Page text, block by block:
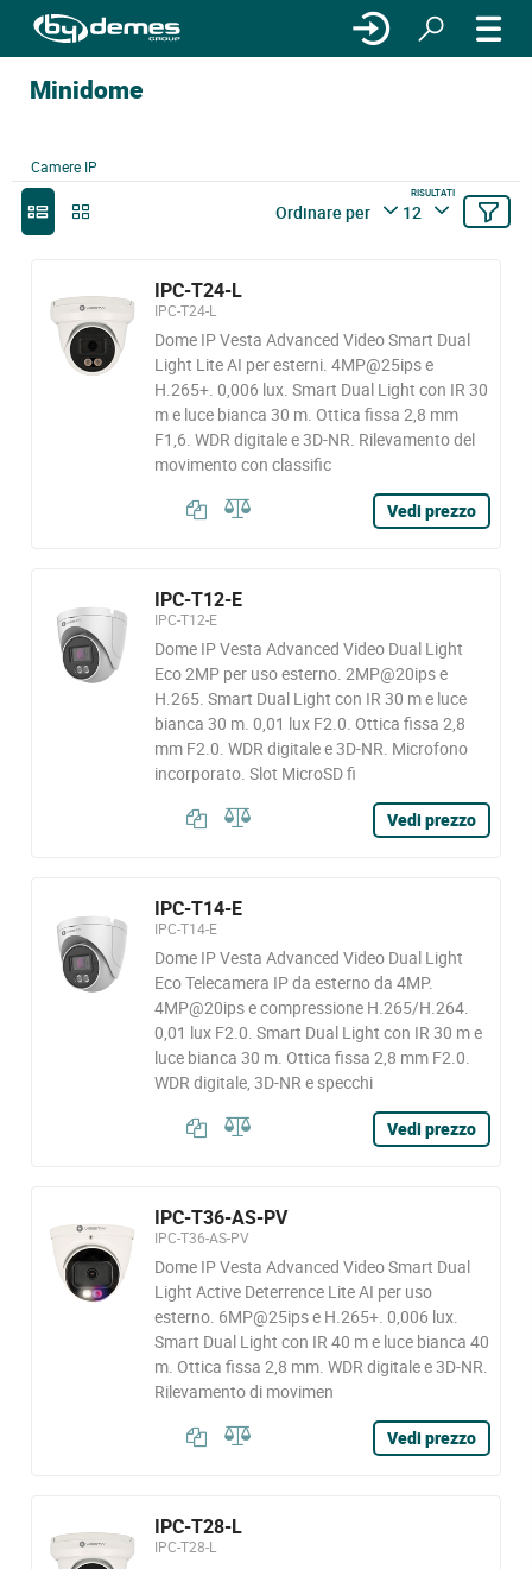
Minidome
Camere IP
Ordinare per
RISULTATI
12
IPC-T24-L
IPC-T24-L
Dome IP Vesta Advanced Video Smart Dual
Light Lite AI per esterni. 4MP@25ips e
H.265+. 0,006 lux. Smart Dual Light con IR 30
m e luce bianca 30 m. Ottica fissa 2,8 mm
F1,6. WDR digitale e 3D-NR. Rilevamento del
movimento con classific
Vedi prezzo
IPC-T12-E
IPC-T12-E
Dome IP Vesta Advanced Video Dual Light
Eco 2MP per uso esterno. 2MP@20ips e
H.265. Smart Dual Light con IR 30 m e luce
bianca 30 m. 0,01 lux F2.0. Ottica fissa 2,8
mm F2.0. WDR digitale e 3D-NR. Microfono
incorporato. Slot MicroSD fi
Vedi prezzo
IPC-T14-E
IPC-T14-E
Dome IP Vesta Advanced Video Dual Light
Eco Telecamera IP da esterno da 4MP.
4MP@20ips e compressione H.265/H.264.
0,01 lux F2.0. Smart Dual Light con IR 30 m e
luce bianca 30 m. Ottica fissa 2,8 mm F2.0.
WDR digitale, 3D-NR e specchi
Vedi prezzo
IPC-T36-AS-PV
IPC-T36-AS-PV
Dome IP Vesta Advanced Video Smart Dual
Light Active Deterrence Lite AI per uso
esterno. 6MP@25ips e H.265+. 0,006 lux.
Smart Dual Light con IR 40 m e luce bianca 40
m. Ottica fissa 2,8 mm. WDR digitale e 3D-NR.
Rilevamento di movimen
Vedi prezzo
IPC-T28-L
IPC-T28-L